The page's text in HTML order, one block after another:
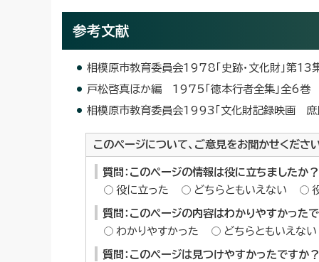
参考文献
相模原市教育委員会1978「史跡・文化財」第13
戸松啓真ほか編 1975「徳本行者全集」全6巻
相模原市教育委員会1993「文化財記録映画 庶
このページについて、ご意見をお聞かせくださ
質問：このページの情報は役に立ちましたか？
役に立った
どちらともいえない
質問：このページの内容はわかりやすかった
わかりやすかった
どちらともいえない
質問：このページは見つけやすかったですか？